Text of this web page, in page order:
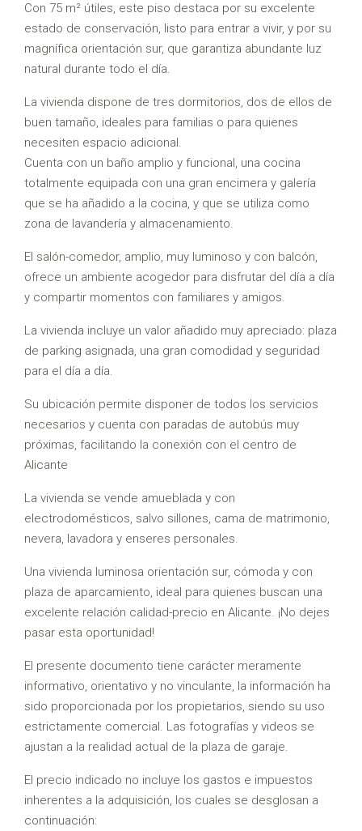
Con 75 m² útiles, este piso destaca por su excelente
estado de conservación, listo para entrar a vivir, y por su
magnífica orientación sur, que garantiza abundante luz
natural durante todo el día.
La vivienda dispone de tres dormitorios, dos de ellos de
buen tamaño, ideales para familias o para quienes
necesiten espacio adicional.
Cuenta con un baño amplio y funcional, una cocina
totalmente equipada con una gran encimera y galería
que se ha añadido a la cocina, y que se utiliza como
zona de lavandería y almacenamiento.
El salón-comedor, amplio, muy luminoso y con balcón,
ofrece un ambiente acogedor para disfrutar del día a día
y compartir momentos con familiares y amigos.
La vivienda incluye un valor añadido muy apreciado: plaza
de parking asignada, una gran comodidad y seguridad
para el día a día.
Su ubicación permite disponer de todos los servicios
necesarios y cuenta con paradas de autobús muy
próximas, facilitando la conexión con el centro de
Alicante
La vivienda se vende amueblada y con
electrodomésticos, salvo sillones, cama de matrimonio,
nevera, lavadora y enseres personales.
Una vivienda luminosa orientación sur, cómoda y con
plaza de aparcamiento, ideal para quienes buscan una
excelente relación calidad-precio en Alicante. ¡No dejes
pasar esta oportunidad!
El presente documento tiene carácter meramente
informativo, orientativo y no vinculante, la información ha
sido proporcionada por los propietarios, siendo su uso
estrictamente comercial. Las fotografías y videos se
ajustan a la realidad actual de la plaza de garaje.
El precio indicado no incluye los gastos e impuestos
inherentes a la adquisición, los cuales se desglosan a
continuación: